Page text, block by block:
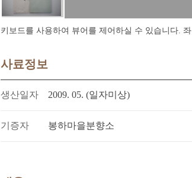
키보드를 사용하여 뷰어를 제어하실 수 있습니다.
사료정보
생산일자 2009. 05. (일자미상)
기증자 봉하마을분향소